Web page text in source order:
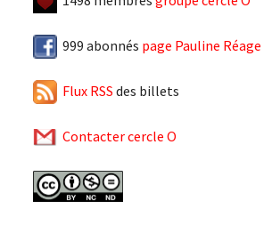
999 abonnés page Pauline Réage
Flux RSS des billets
Contacter cercle O